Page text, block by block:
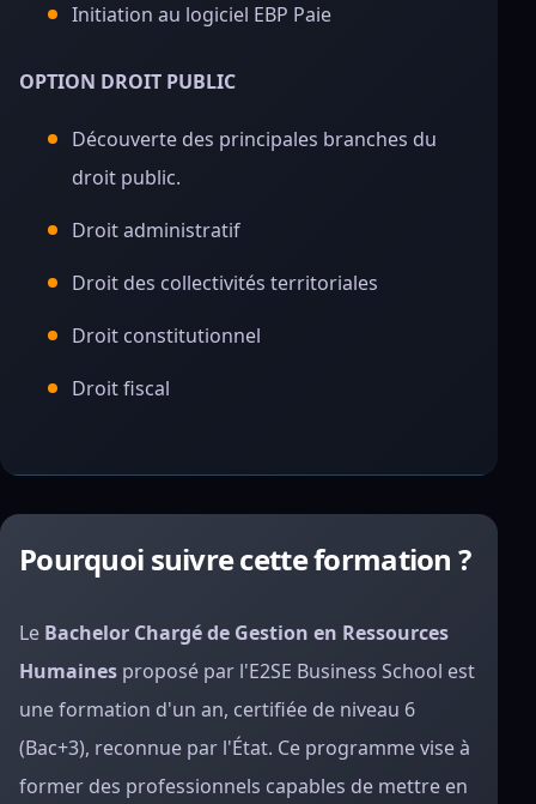
Initiation au logiciel EBP Paie
OPTION DROIT PUBLIC
Découverte des principales branches du
droit public.
Droit administratif
Droit des collectivités territoriales
Droit constitutionnel
Droit fiscal
Pourquoi suivre cette formation ?
Le Bachelor Chargé de Gestion en Ressources
Humaines proposé par l'E2SE Business School est
une formation d'un an, certifiée de niveau 6
(Bac+3), reconnue par l'État. Ce programme vise à
former des professionnels capables de mettre en